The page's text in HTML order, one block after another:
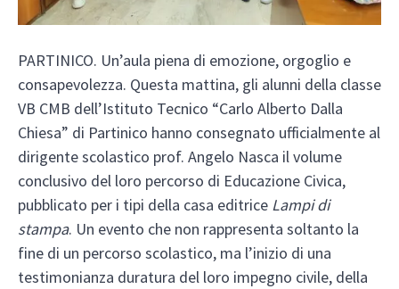
PARTINICO. Un’aula piena di emozione, orgoglio e
consapevolezza. Questa mattina, gli alunni della classe
VB CMB dell’Istituto Tecnico “Carlo Alberto Dalla
Chiesa” di Partinico hanno consegnato ufficialmente al
dirigente scolastico prof. Angelo Nasca il volume
conclusivo del loro percorso di Educazione Civica,
pubblicato per i tipi della casa editrice Lampi di
stampa. Un evento che non rappresenta soltanto la
fine di un percorso scolastico, ma l’inizio di una
testimonianza duratura del loro impegno civile, della